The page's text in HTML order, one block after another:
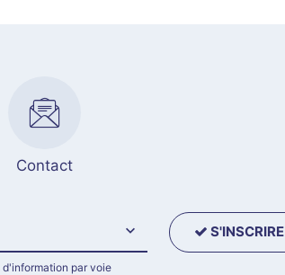
Contact
S'INSCRIRE
par voie